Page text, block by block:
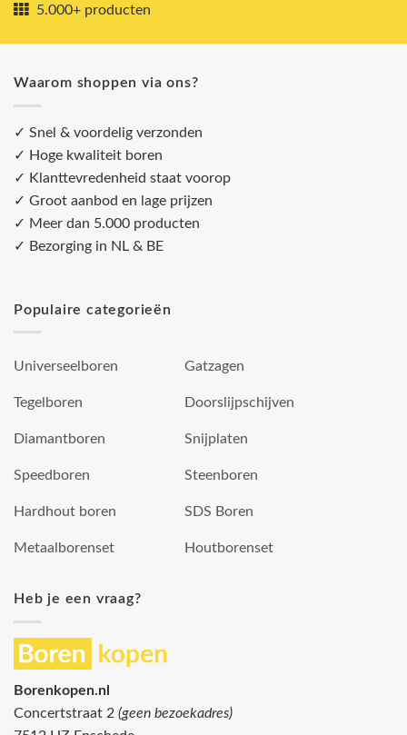
5.000+ producten
Waarom shoppen via ons?
✓ Snel & voordelig verzonden
✓ Hoge kwaliteit boren
✓ Klanttevredenheid staat voorop
✓ Groot aanbod en lage prijzen
✓ Meer dan 5.000 producten
✓ Bezorging in NL & BE
Populaire categorieën
Universeelboren
Tegelboren
Diamantboren
Speedboren
Hardhout boren
Metaalborenset
Gatzagen
Doorslijpschijven
Snijplaten
Steenboren
SDS Boren
Houtborenset
Heb je een vraag?
Borenkopen.nl
Concertstraat 2 (geen bezoekadres)